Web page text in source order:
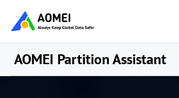
AOMEI Partition Assistant